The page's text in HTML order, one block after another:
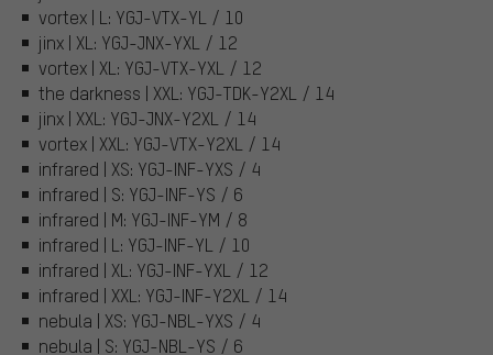
vortex | L: YGJ-VTX-YL / 10
jinx | XL: YGJ-JNX-YXL / 12
vortex | XL: YGJ-VTX-YXL / 12
the darkness | XXL: YGJ-TDK-Y2XL / 14
jinx | XXL: YGJ-JNX-Y2XL / 14
vortex | XXL: YGJ-VTX-Y2XL / 14
infrared | XS: YGJ-INF-YXS / 4
infrared | S: YGJ-INF-YS / 6
infrared | M: YGJ-INF-YM / 8
infrared | L: YGJ-INF-YL / 10
infrared | XL: YGJ-INF-YXL / 12
infrared | XXL: YGJ-INF-Y2XL / 14
nebula | XS: YGJ-NBL-YXS / 4
nebula | S: YGJ-NBL-YS / 6